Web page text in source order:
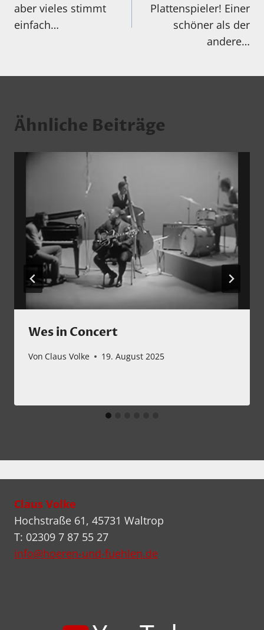
aber vieles stimmt
einfach…
Plattenspieler! Einer
schöner als der
andere…
Ähnliche Beiträge
Wes in Concert
Von Claus Volke 19. August 2025
Claus Volke
Hochstraße 61, 45731 Waltrop
T: 02309 7 87 55 27
info@hoeren-und-fuehlen.de